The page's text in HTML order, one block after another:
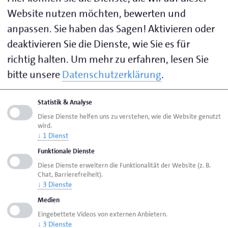
24937 Flensburg
Mo. - Do. von 7.30 Uhr bis 12.30 Uhr
und von 13.00 Uhr bis 16.30 Uhr
Fr. von 7.30 Uhr bis 14.00 Uhr
Visitenkarte speichern (.vcf)
Ihre Ansprechpartnerin zu folgenden Themen:
Eintragung, Veränderung und Löschung in der
Handwerksrolle
Gewerbe An- und Abmeldung
Handwerksrolle
Website nutzen möchten, bewerten und
anpassen. Sie haben das Sagen! Aktivieren oder
deaktivieren Sie die Dienste, wie Sie es für
richtig halten. Um mehr zu erfahren, lesen Sie
bitte unsereDatenschutzerklärung.
Statistik & Analyse
Diese Dienste helfen uns zu verstehen, wie die Website genutzt
wird.
↓ 1 Dienst
Funktionale Dienste
Diese Dienste erweitern die Funktionalität der Website (z. B.
Chat, Barrierefreiheit).
↓ 3 Dienste
Medien
Eingebettete Videos von externen Anbietern.
↓ 3 Dienste